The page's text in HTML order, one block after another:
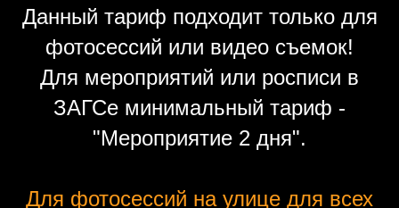
Данный тариф подходит только для
фотосессий или видео съемок!
Для мероприятий или росписи в
ЗАГСе минимальный тариф -
"Мероприятие 2 дня".
Для фотосессий на улице для всех